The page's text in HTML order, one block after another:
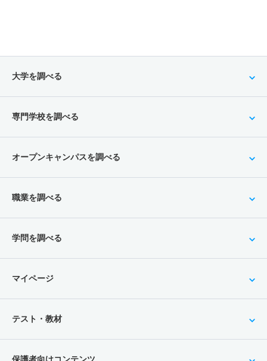
大学を調べる
専門学校を調べる
オープンキャンパスを調べる
職業を調べる
学問を調べる
マイページ
テスト・教材